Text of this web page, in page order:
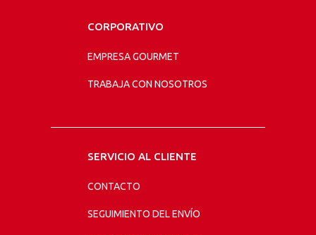
CORPORATIVO
EMPRESA GOURMET
TRABAJA CON NOSOTROS
SERVICIO AL CLIENTE
CONTACTO
SEGUIMIENTO DEL ENVÍO